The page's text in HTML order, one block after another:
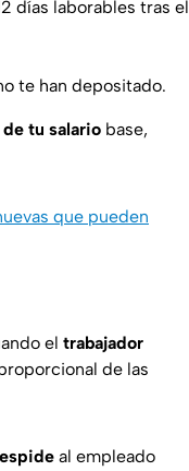
días laborables tras el
te han depositado.
tu salario base,
que pueden
el trabajador
de las
al empleado